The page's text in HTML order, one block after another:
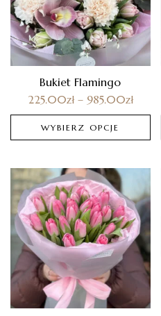
Bukiet Flamingo
225.00zł– 985.00zł
WYBIERZ OPCJE